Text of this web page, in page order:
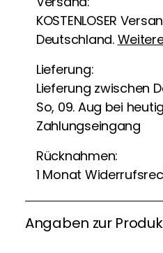
KOSTENLOSER
Deutschland.
Lieferung:
Lieferung zwischen
So, 09. Aug bei
Zahlungseingang
Rücknahmen:
1 Monat
Angaben zur